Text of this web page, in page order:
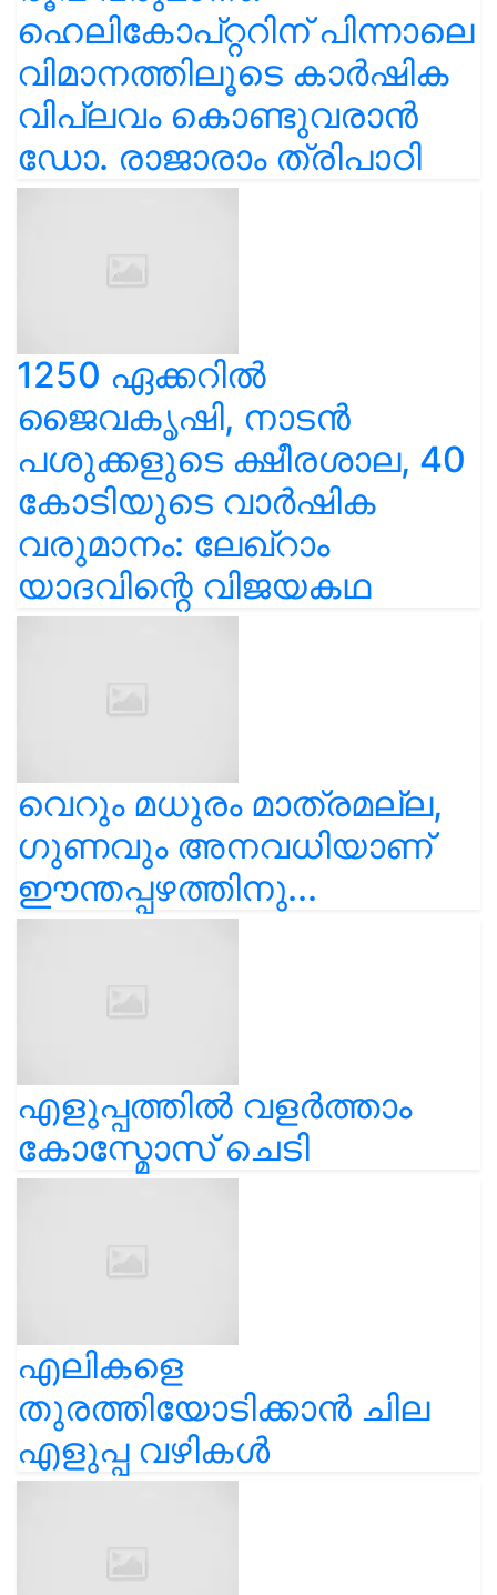
ഹെലികോപ്റ്ററിന് പിന്നാലെ
വിമാനത്തിലൂടെ കാർഷിക
വിപ്ലവം കൊണ്ടുവരാൻ
ഡോ. രാജാരാം ത്രിപാഠി
1250 ഏക്കറിൽ
ജൈവകൃഷി, നാടൻ
പശുക്കളുടെ ക്ഷീരശാല, 40
കോടിയുടെ വാർഷിക
വരുമാനം: ലേഖ്‌റാം
യാദവിന്റെ വിജയകഥ
വെറും മധുരം മാത്രമല്ല,
ഗുണവും അനവധിയാണ്
ഈന്തപ്പഴത്തിനു...
എളുപ്പത്തിൽ വളർത്താം
കോസ്മോസ് ചെടി
എലികളെ
തുരത്തിയോടിക്കാൻ ചില
എളുപ്പ വഴികൾ